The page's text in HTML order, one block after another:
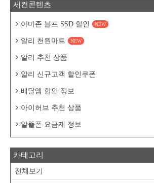
세컨콘텐츠
아마존 블프 SSD 할인 NEW
알리 천원마트 NEW
알리 추천 상품
알리 신규고객 할인쿠폰
배달앱 할인 정보
아이허브 추천 상품
알뜰폰 요금제 정보
카테고리
전체보기